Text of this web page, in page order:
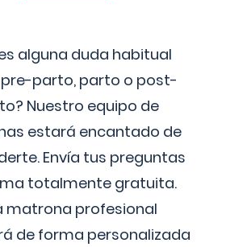
alguna duda habitual
parto, parto o post-
Nuestro equipo de
estará encantado de
Envía tus preguntas
totalmente gratuita.
matrona profesional
de forma personalizada